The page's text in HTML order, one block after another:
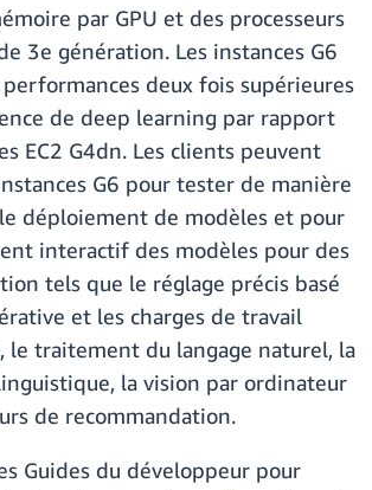
par GPU et des processeurs
3e génération. Les instances G6
deux fois supérieures
de deep learning par rapport
EC2 G4dn. Les clients peuvent
G6 pour tester de manière
déploiement de modèles et pour
interactif des modèles pour des
tels que le réglage précis basé
et les charges de travail
le traitement du langage naturel, la
la vision par ordinateur
de recommandation.
Guides du développeur pour